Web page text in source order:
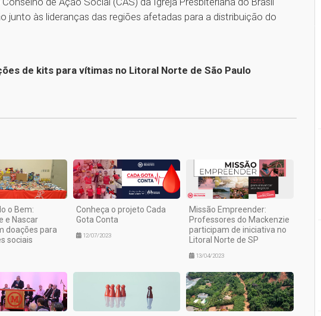
junto às lideranças das regiões afetadas para a distribuição do
de kits para vítimas no Litoral Norte de São Paulo
o Bem:
e Nascar
doações para
sociais
Conheça o projeto Cada
Gota Conta
12/07/2023
Missão Empreender:
Professores do Mackenzie
participam de iniciativa no
Litoral Norte de SP
13/04/2023